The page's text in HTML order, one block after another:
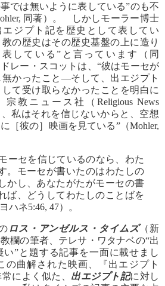
では無いように表している”のも不
同著）。 しかしモーラー博士
ジプト記を歴史として表してい
の歴史はその歴史基盤の上に造り
している”と言っています（同
ー・スコットは、“彼はモーセが
かったこと―そして、出エジプト
て受け取らなかったことを明白に
教ニュース社（Religious News
、私はそれを信じないからと、空想
［彼の］映画を見ている”（Mohler,
ーセを信じているのなら、わた
。モーセが書いたのはわたしの
かし、あなたがたがモーセの書
ば、どうしてわたしのことばを
ハネ5:46, 47）。
ロス・アンゼルス・タイムズ（新
欄の筆者、テレサ・ワタナベの“出
”と題する記事を一面に載せまし
曲解された映画、『出エジプト
によく似た、 出エジプト記に対し